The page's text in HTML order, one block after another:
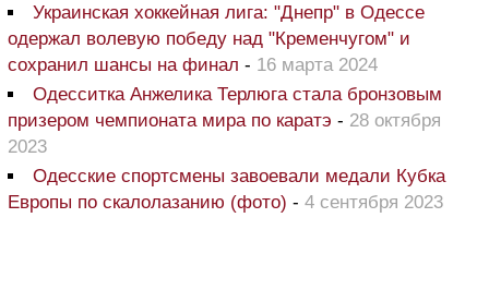
Украинская хоккейная лига: "Днепр" в Одессе
одержал волевую победу над "Кременчугом" и
сохранил шансы на финал - 16 марта 2024
Одесситка Анжелика Терлюга стала бронзовым
призером чемпионата мира по каратэ - 28 октября
2023
Одесские спортсмены завоевали медали Кубка
Европы по скалолазанию (фото) - 4 сентября 2023